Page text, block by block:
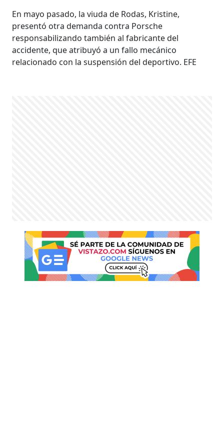
En mayo pasado, la viuda de Rodas, Kristine,
presentó otra demanda contra Porsche
responsabilizando también al fabricante del
accidente, que atribuyó a un fallo mecánico
relacionado con la suspensión del deportivo. EFE